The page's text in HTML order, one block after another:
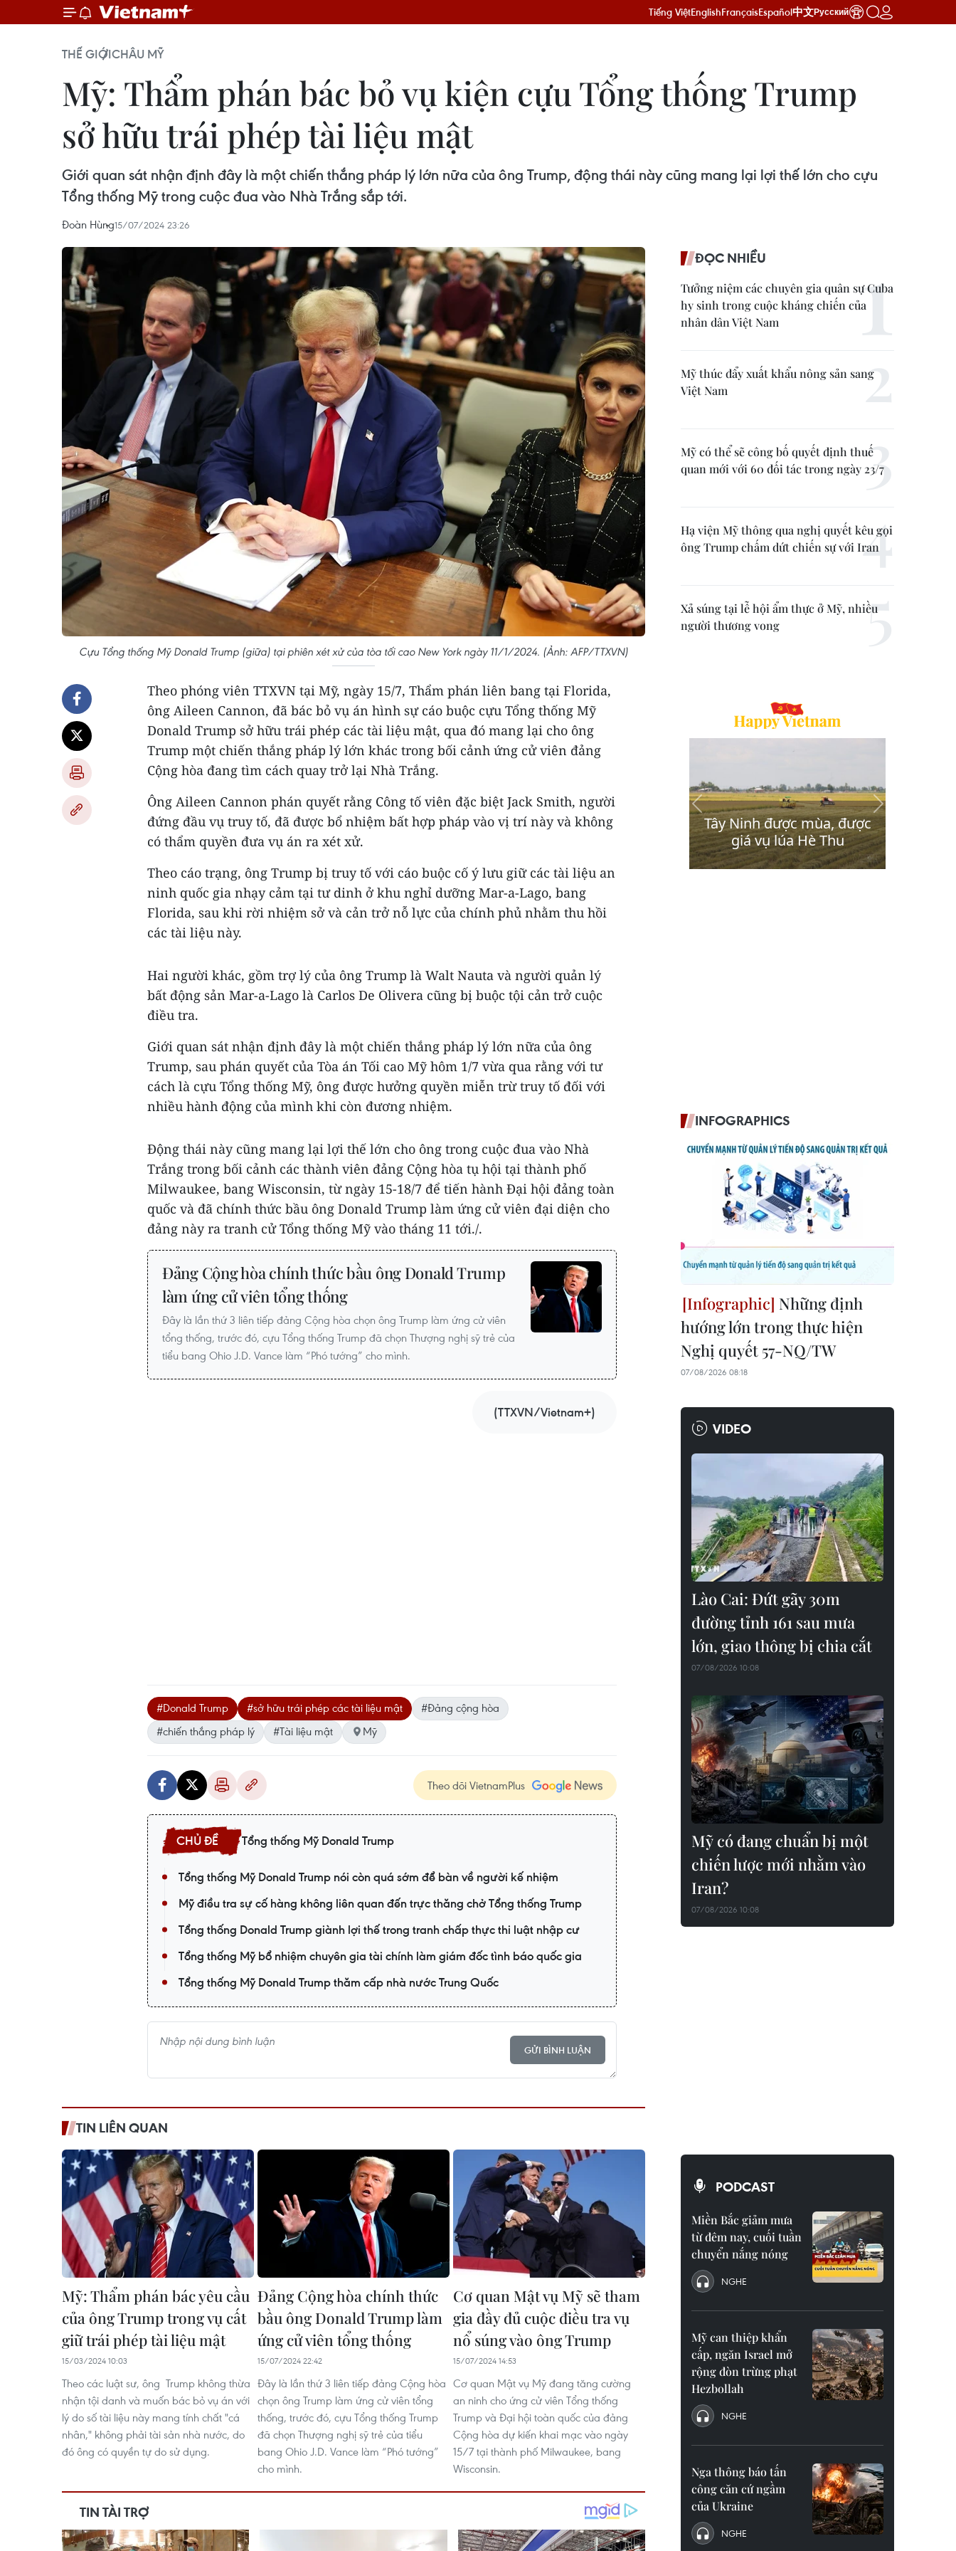
Tiếng ViệtEnglishFrançaisEspañol中文Русский
THẾ GIỚICHÂU MỸ
Mỹ: Thẩm phán bác bỏ vụ kiện cựu Tổng thống Trump
sở hữu trái phép tài liệu mật
Giới quan sát nhận định đây là một chiến thắng pháp lý lớn nữa của ông Trump, động thái này cũng mang lại lợi thế lớn cho cựu
Tổng thống Mỹ trong cuộc đua vào Nhà Trắng sắp tới.
Đoàn Hùng15/07/2024 23:26
Cựu Tổng thống Mỹ Donald Trump (giữa) tại phiên xét xử của tòa tối cao New York ngày 11/1/2024. (Ảnh: AFP/TTXVN)
Theo phóng viên TTXVN tại Mỹ, ngày 15/7, Thẩm phán liên bang tại Florida,
ông Aileen Cannon, đã bác bỏ vụ án hình sự cáo buộc cựu Tổng thống Mỹ
Donald Trump sở hữu trái phép các tài liệu mật, qua đó mang lại cho ông
Trump một chiến thắng pháp lý lớn khác trong bối cảnh ứng cử viên đảng
Cộng hòa đang tìm cách quay trở lại Nhà Trắng.
Ông Aileen Cannon phán quyết rằng Công tố viên đặc biệt Jack Smith, người
đứng đầu vụ truy tố, đã được bổ nhiệm bất hợp pháp vào vị trí này và không
có thẩm quyền đưa vụ án ra xét xử.
Theo cáo trạng, ông Trump bị truy tố với cáo buộc cố ý lưu giữ các tài liệu an
ninh quốc gia nhạy cảm tại tư dinh ở khu nghỉ dưỡng Mar-a-Lago, bang
Florida, sau khi rời nhiệm sở và cản trở nỗ lực của chính phủ nhằm thu hồi
các tài liệu này.
Hai người khác, gồm trợ lý của ông Trump là Walt Nauta và người quản lý
bất động sản Mar-a-Lago là Carlos De Olivera cũng bị buộc tội cản trở cuộc
điều tra.
Giới quan sát nhận định đây là một chiến thắng pháp lý lớn nữa của ông
Trump, sau phán quyết của Tòa án Tối cao Mỹ hôm 1/7 vừa qua rằng với tư
cách là cựu Tổng thống Mỹ, ông được hưởng quyền miễn trừ truy tố đối với
nhiều hành động của mình khi còn đương nhiệm.
Động thái này cũng mang lại lợi thế lớn cho ông trong cuộc đua vào Nhà
Trắng trong bối cảnh các thành viên đảng Cộng hòa tụ hội tại thành phố
Milwaukee, bang Wisconsin, từ ngày 15-18/7 để tiến hành Đại hội đảng toàn
quốc và đã chính thức bầu ông Donald Trump làm ứng cử viên đại diện cho
đảng này ra tranh cử Tổng thống Mỹ vào tháng 11 tới./.
Đảng Cộng hòa chính thức bầu ông Donald Trump
làm ứng cử viên tổng thống
Đây là lần thứ 3 liên tiếp đảng Cộng hòa chọn ông Trump làm ứng cử viên
tổng thống, trước đó, cựu Tổng thống Trump đã chọn Thượng nghị sỹ trẻ của
tiểu bang Ohio J.D. Vance làm “Phó tướng” cho mình.
(TTXVN/Vietnam+)
#Donald Trump #sở hữu trái phép các tài liệu mật
#Đảng cộng hòa
#chiến thắng pháp lý
#Tài liệu mật Mỹ
Theo dõi VietnamPlus
Tổng thống Mỹ Donald Trump
Tổng thống Mỹ Donald Trump nói còn quá sớm để bàn về người kế nhiệm
Mỹ điều tra sự cố hàng không liên quan đến trực thăng chở Tổng thống Trump
Tổng thống Donald Trump giành lợi thế trong tranh chấp thực thi luật nhập cư
Tổng thống Mỹ bổ nhiệm chuyên gia tài chính làm giám đốc tình báo quốc gia
Tổng thống Mỹ Donald Trump thăm cấp nhà nước Trung Quốc
GỬI BÌNH LUẬN
TIN LIÊN QUAN
Mỹ: Thẩm phán bác yêu cầu
của ông Trump trong vụ cất
giữ trái phép tài liệu mật
15/03/2024 10:03
Theo các luật sư, ông Trump không thừa
nhận tội danh và muốn bác bỏ vụ án với
lý do số tài liệu này mang tính chất "cá
nhân," không phải tài sản nhà nước, do
đó ông có quyền tự do sử dụng.
Đảng Cộng hòa chính thức
bầu ông Donald Trump làm
ứng cử viên tổng thống
15/07/2024 22:42
Đây là lần thứ 3 liên tiếp đảng Cộng hòa
chọn ông Trump làm ứng cử viên tổng
thống, trước đó, cựu Tổng thống Trump
đã chọn Thượng nghị sỹ trẻ của tiểu
bang Ohio J.D. Vance làm “Phó tướng”
cho mình.
Cơ quan Mật vụ Mỹ sẽ tham
gia đầy đủ cuộc điều tra vụ
nổ súng vào ông Trump
15/07/2024 14:53
Cơ quan Mật vụ Mỹ đang tăng cường
an ninh cho ứng cử viên Tổng thống
Trump và Đại hội toàn quốc của đảng
Cộng hòa dự kiến khai mạc vào ngày
15/7 tại thành phố Milwaukee, bang
Wisconsin.
ĐỌC NHIỀU
Tưởng niệm các chuyên gia quân sự Cuba
hy sinh trong cuộc kháng chiến của
nhân dân Việt Nam
Mỹ thúc đẩy xuất khẩu nông sản sang
Việt Nam
Mỹ có thể sẽ công bố quyết định thuế
quan mới với 60 đối tác trong ngày 23/7
Hạ viện Mỹ thông qua nghị quyết kêu gọi
ông Trump chấm dứt chiến sự với Iran
Xả súng tại lễ hội ẩm thực ở Mỹ, nhiều
người thương vong
INFOGRAPHICS
Những định
hướng lớn trong thực hiện
Nghị quyết 57-NQ/TW
07/08/2026 08:18
VIDEO
Lào Cai: Đứt gãy 30m
đường tỉnh 161 sau mưa
lớn, giao thông bị chia cắt
07/08/2026 10:08
Mỹ có đang chuẩn bị một
chiến lược mới nhằm vào
Iran?
07/08/2026 10:08
PODCAST
Miền Bắc giảm mưa
từ đêm nay, cuối tuần
chuyển nắng nóng
NGHE
Mỹ can thiệp khẩn
cấp, ngăn Israel mở
rộng đòn trừng phạt
Hezbollah
NGHE
Nga thông báo tấn
công căn cứ ngầm
của Ukraine
NGHE